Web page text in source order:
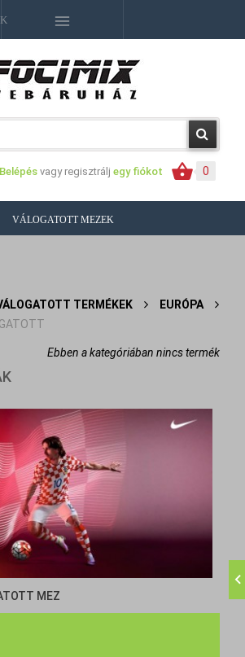
0
Belépés vagy regisztrálj egy fiókot
VÁLOGATOTT MEZEK
TERMÉKEK >
EURÓPA
Ebben a kategóriában nincs termék
MEZ